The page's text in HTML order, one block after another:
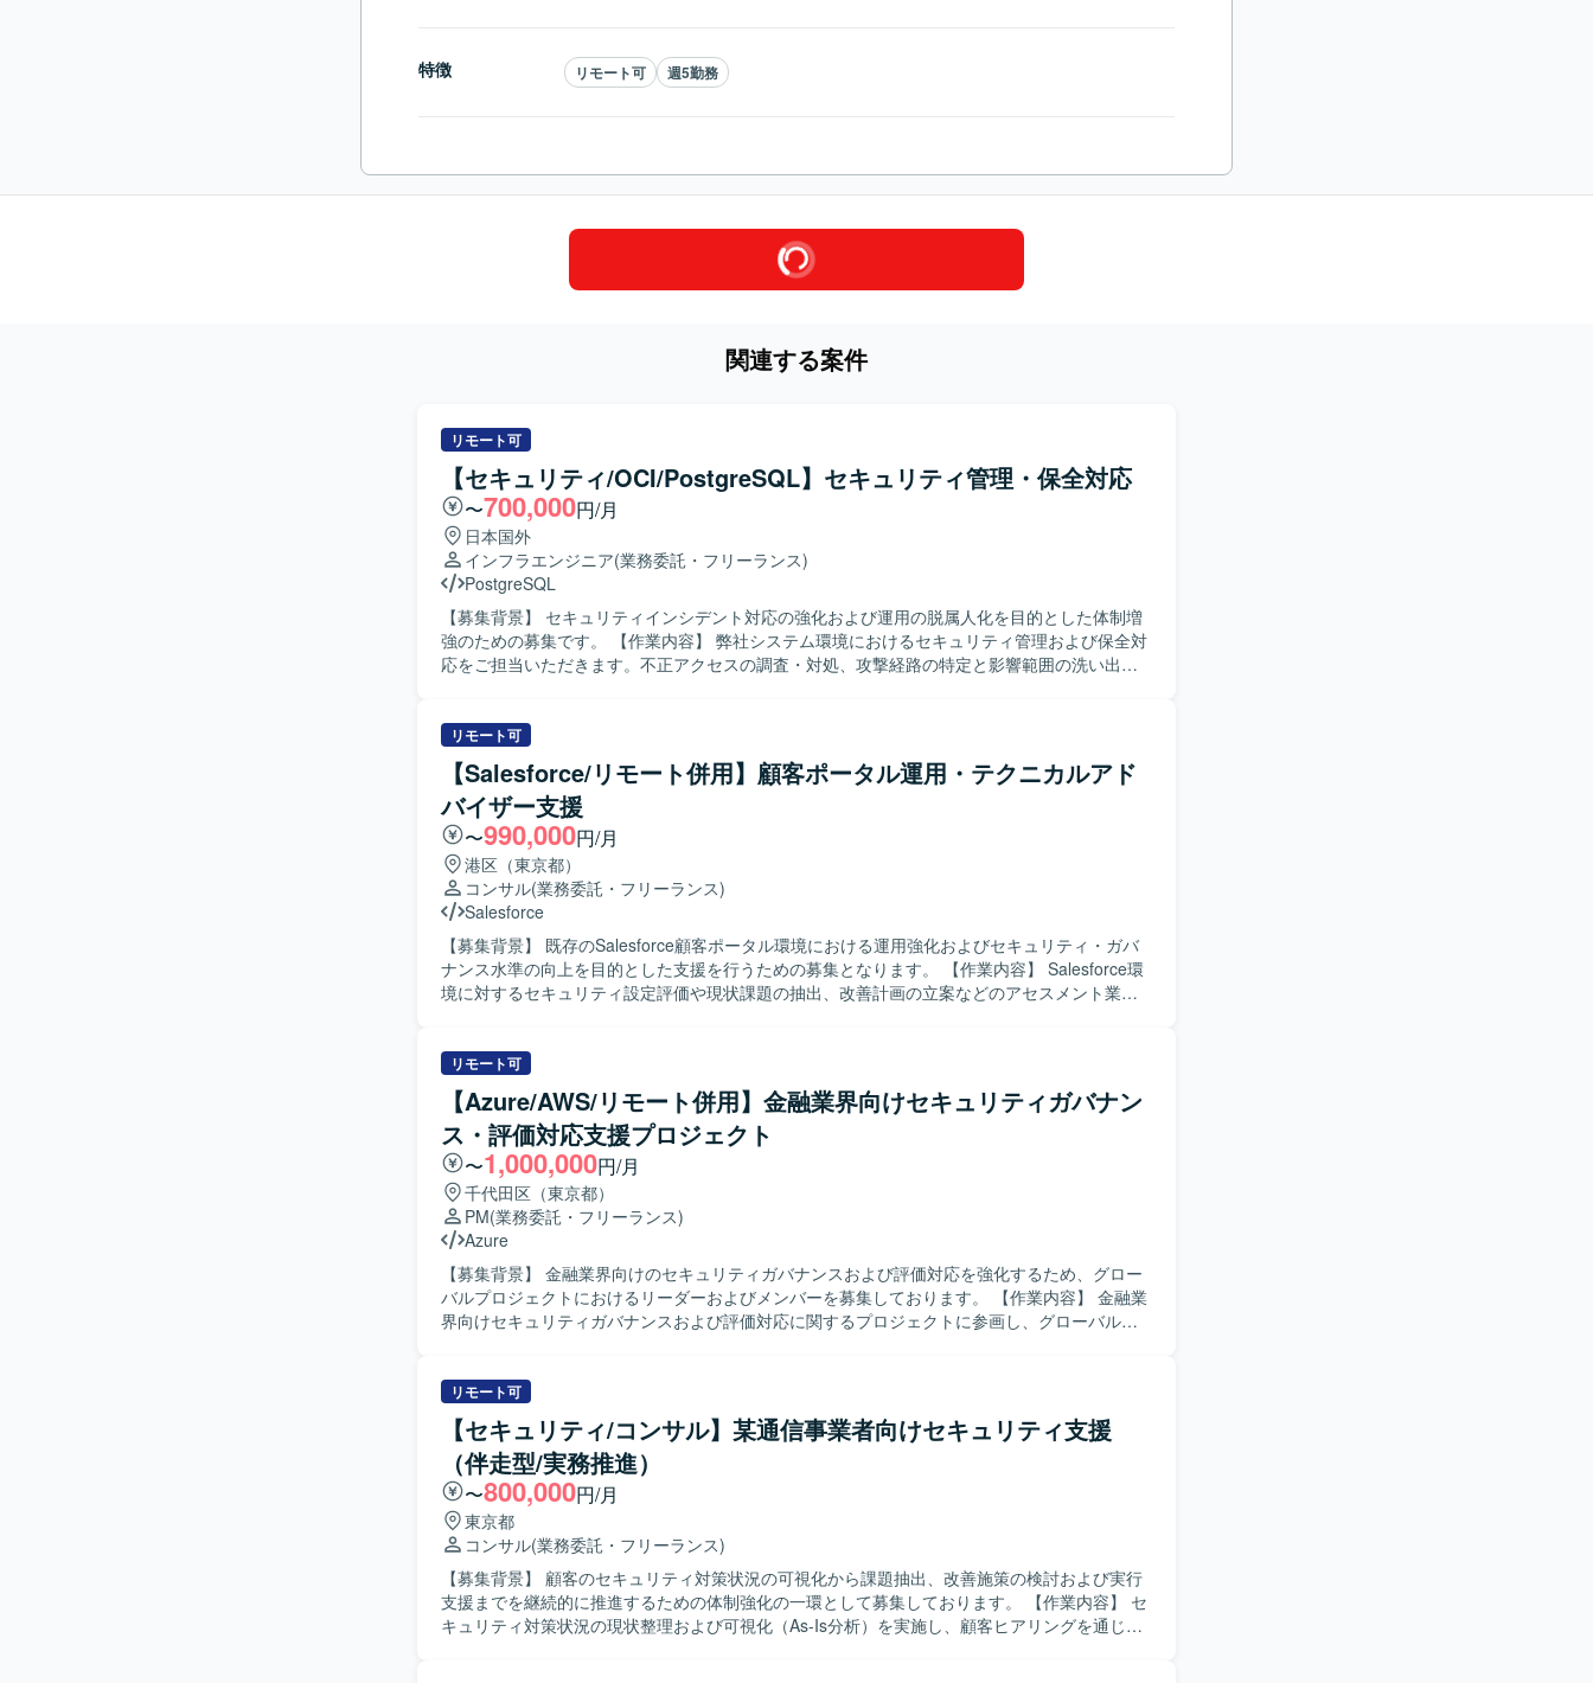
特徴 リモート可 週5勤務
関連する案件
リモート可
【セキュリティ/OCI/PostgreSQL】セキュリティ管理・保全対応
〜700,000円/月
日本国外
インフラエンジニア(業務委託・フリーランス)
PostgreSQL
【募集背景】 セキュリティインシデント対応の強化および運用の脱属人化を目的とした体制増
強のための募集です。 【作業内容】 弊社システム環境におけるセキュリティ管理および保全対
応をご担当いただきます。不正アクセスの調査・対処、攻撃経路の特定と影響範囲の洗い出し
よび通知体制の再構築を行っていただきます。運用・保守の引き継ぎとして、環境構築手順書
を基にした業務移管や運用ドキュメントの整備・更新にも携わっていただきます。 【求める人
物像】 セキュリティ分野に強い関心を持ち、主体的に課題を発見し改善策を提案・実行してい
ただける方を求めています。関係者と連携しながら、インシデント対応や運用標準化を着実に
推進していただける方が望ましいです。 【ポジションの魅力】 クラウド環境やデータベース、
DNS を対象としたセキュリティ管理に幅広く携わることができ、インシデント対応から再発防
止策の実装、運用標準化まで一連のプロセスを経験していただけます。セキュリティ体制の強
化や運用の脱属人化に直接貢献できる環境です。 【開発環境】 対象システムは Oracle Cloud
Infrastructure（OCI）、PostgreSQL、DNS となっております。インシデント対応、ログ分析、
脆弱性診断、アクセス制御の見直し、検知および通知体制の再構築、運用移管やドキュメント
整備といった業務に取り組んでいただきます。
リモート可
【Salesforce/リモート併用】顧客ポータル運用・テクニカルアド
バイザー支援
〜990,000円/月
港区（東京都）
コンサル(業務委託・フリーランス)
Salesforce
【募集背景】 既存のSalesforce顧客ポータル環境における運用強化およびセキュリティ・ガバ
ナンス水準の向上を目的とした支援を行うための募集となります。 【作業内容】 Salesforce環
境に対するセキュリティ設定評価や現状課題の抽出、改善計画の立案などのアセスメント業務
やスキルトランスファーを通じたナレッジ共有を行い、システム運用面での妥当性評価や安全
性に関するアドバイスなどのガバナンス支援にも携わっていただきます。 【求める人物像】
Salesforceに関する豊富な知見をもち、自ら課題を抽出し改善提案まで推進いただける方を求め
ています。運用チームや関係者と円滑にコミュニケーションを取りながら、技術面とマネジメ
ントの両面で主体的にリードいただける方が望ましいです。 【ポジションの魅力】 Service
CloudおよびExperience Cloudを中心とした大規模環境において、セキュリティやガバナンスを
含む上流工程から運用支援まで一貫して関わることができます。技術支援だけでなくメンバー
育成やスキルトランスファーを通じて組織全体のレベルアップに貢献できる点も魅力です。
【開発環境】 Service CloudおよびExperience Cloudを中心としたSalesforce環境において、権
限管理やセキュリティ設計などの運用・改善業務を行います。
リモート可
【Azure/AWS/リモート併用】金融業界向けセキュリティガバナン
ス・評価対応支援プロジェクト
〜1,000,000円/月
千代田区（東京都）
PM(業務委託・フリーランス)
Azure
【募集背景】 金融業界向けのセキュリティガバナンスおよび評価対応を強化するため、グロー
バルプロジェクトにおけるリーダーおよびメンバーを募集しております。 【作業内容】 金融業
界向けセキュリティガバナンスおよび評価対応に関するプロジェクトに参画し、グローバルプ
や関連する会議のファシリテーション、金融業界向けのセキュリティ業務やインシデント対応
支援などを担当いただきます。メンバーポジションの方には、PMO業務として管理資料の更新
などの事務処理や、プロジェクト遂行に必要な各種ドキュメント作成支援などを行っていただ
きます。 【求める人物像】 セキュリティ領域における実務経験を有し、クラウドやITインフラ
に関する知見も併せ持っている方を求めております。グローバル環境での業務に前向きに取り
組み、英語でのコミュニケーションにも積極的にチャレンジいただける方が望ましいです。リ
ーダーポジションでは、関係者との調整や会議のファシリテーションを主体的に進められるリ
ーダーシップをお持ちの方を歓迎いたします。 【ポジションの魅力】 金融業界向けのセキュリ
ティガバナンスおよび評価対応に深く関与できるとともに、グローバルプロジェクトの中で英
語を用いたコミュニケーションや海外法制への対応に携わる機会がございます。セキュリティ
分野の専門性を高めながら、クラウドやインフラといった周辺領域の知見も広げていただける
リモート可
【セキュリティ/コンサル】某通信事業者向けセキュリティ支援
（伴走型/実務推進）
〜800,000円/月
東京都
コンサル(業務委託・フリーランス)
【募集背景】 顧客のセキュリティ対策状況の可視化から課題抽出、改善施策の検討および実行
支援までを継続的に推進するための体制強化の一環として募集しております。 【作業内容】 セ
キュリティ対策状況の現状整理および可視化（As-Is分析）を実施し、顧客ヒアリングを通じて